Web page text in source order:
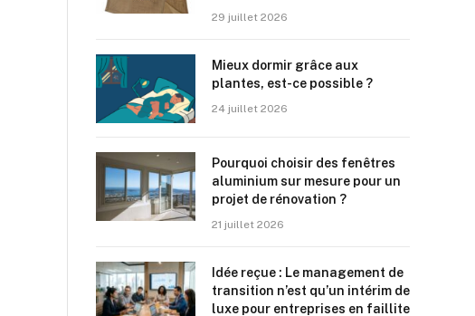
29 juillet 2026
Mieux dormir grâce aux
plantes, est-ce possible ?
24 juillet 2026
Pourquoi choisir des fenêtres
aluminium sur mesure pour un
projet de rénovation ?
21 juillet 2026
Idée reçue : Le management de
transition n’est qu’un intérim de
luxe pour entreprises en faillite